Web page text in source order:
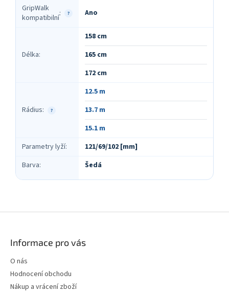
?
GripWalk
kompatibilní: Ano
Délka:
158 cm
165 cm
172 cm
?
Rádius:
12.5 m
13.7 m
15.1 m
Parametry lyží:
121/69/102 [mm]
Barva: Šedá
Informace pro vás
O nás
Hodnocení obchodu
Nákup a vrácení zboží